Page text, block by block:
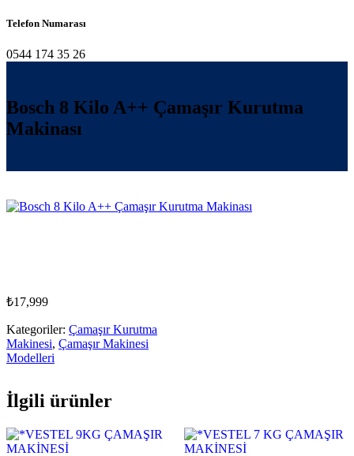
Telefon Numarası
0544 174 35 26
Bosch 8 Kilo A++ Çamaşır Kurutma
Makinası
₺17,999
Kategoriler: Çamaşır Kurutma
Makinesi, Çamaşır Makinesi
Modelleri
İlgili ürünler